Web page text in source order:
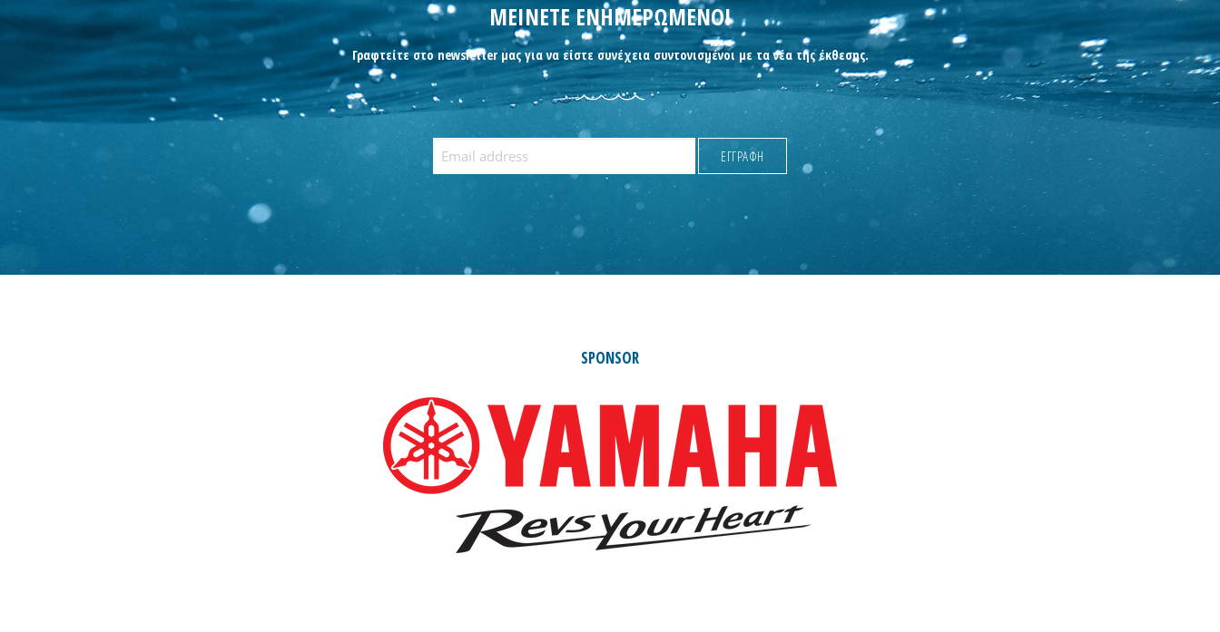
ΜΕΙΝΕΤΕ ΕΝΗΜΕΡΩΜΕΝΟΙ
Γραφτείτε στο newsletter μας για να είστε συνέχεια συντονισμένοι με τα νέα της έκθεσης.
SPONSOR